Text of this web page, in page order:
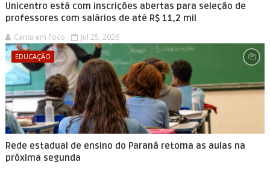
Unicentro está com inscrições abertas para seleção de
professores com salários de até R$ 11,2 mil
Cantu em Foco Jul 25, 2026
EDUCAÇÃO
Rede estadual de ensino do Paraná retoma as aulas na
próxima segunda